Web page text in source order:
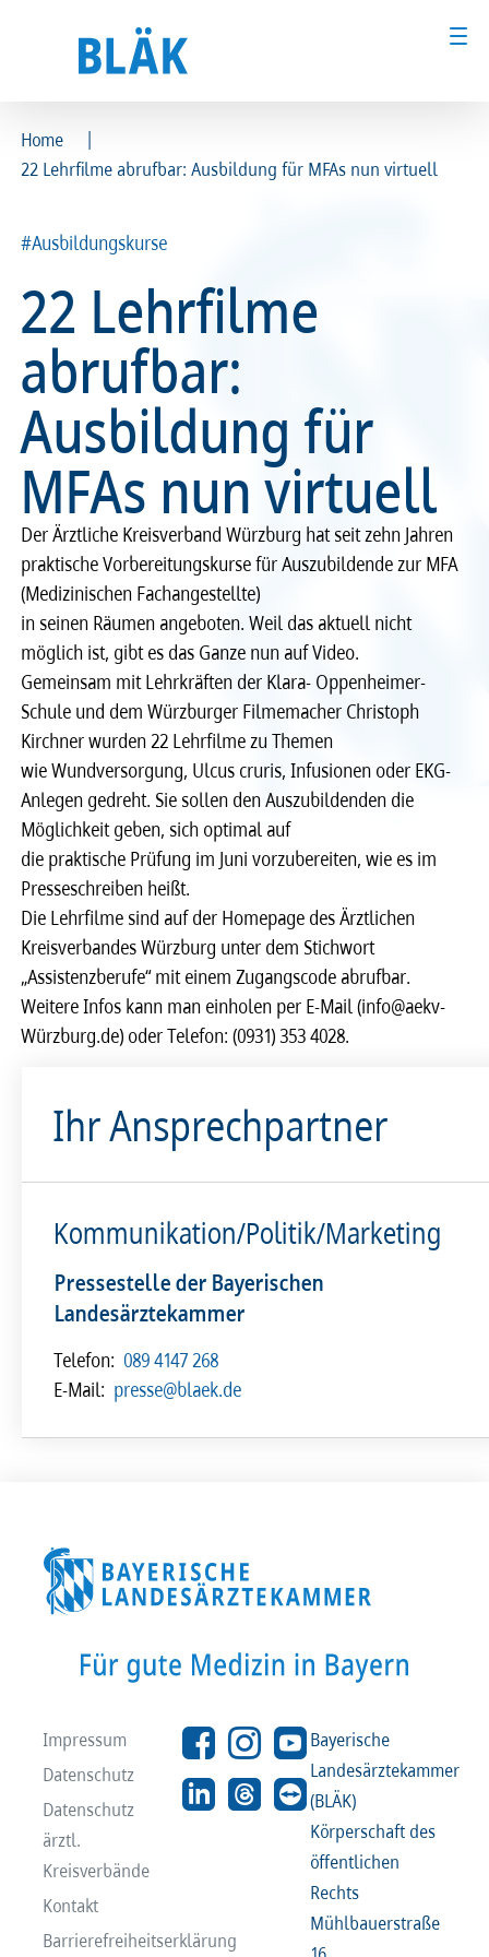
Ärztinnen und Ärzte
MFA & Fachpersonal
Patientinnen und Patienten
Kammer & Politik
Karriere
Recht
Service & Kontakt
meineBLÄK
Ärztinnen und Ärzte
MFA & Fachpersonal
Patientinnen und Patienten
Kammer & Politik
Karriere
Recht
Service & Kontakt
meineBLÄK
Home
|
22 Lehrfilme abrufbar: Ausbildung für MFAs nun virtuell
#Ausbildungskurse
22 Lehrfilme
abrufbar:
Ausbildung für
MFAs nun virtuell
Der Ärztliche Kreisverband Würzburg hat seit zehn Jahren
praktische Vorbereitungskurse für Auszubildende zur MFA
(Medizinischen Fachangestellte)
in seinen Räumen angeboten. Weil das aktuell nicht
möglich ist, gibt es das Ganze nun auf Video.
Gemeinsam mit Lehrkräften der Klara- Oppenheimer-
Schule und dem Würzburger Filmemacher Christoph
Kirchner wurden 22 Lehrfilme zu Themen
wie Wundversorgung, Ulcus cruris, Infusionen oder EKG-
Anlegen gedreht. Sie sollen den Auszubildenden die
Möglichkeit geben, sich optimal auf
die praktische Prüfung im Juni vorzubereiten, wie es im
Presseschreiben heißt.
Die Lehrfilme sind auf der Homepage des Ärztlichen
Kreisverbandes Würzburg unter dem Stichwort
„Assistenzberufe“ mit einem Zugangscode abrufbar.
Weitere Infos kann man einholen per E-Mail (info@aekv-
Würzburg.de) oder Telefon: (0931) 353 4028.
Ihr Ansprechpartner
Kommunikation/Politik/Marketing
Pressestelle der Bayerischen
Landesärztekammer
Telefon: 089 4147 268
E-Mail: presse@blaek.de
Impressum
Datenschutz
Datenschutz
ärztl.
Kreisverbände
Kontakt
Barrierefreiheitserklärung
Bayerische
Landesärztekammer
(BLÄK)
Körperschaft des
öffentlichen
Rechts
Mühlbauerstraße